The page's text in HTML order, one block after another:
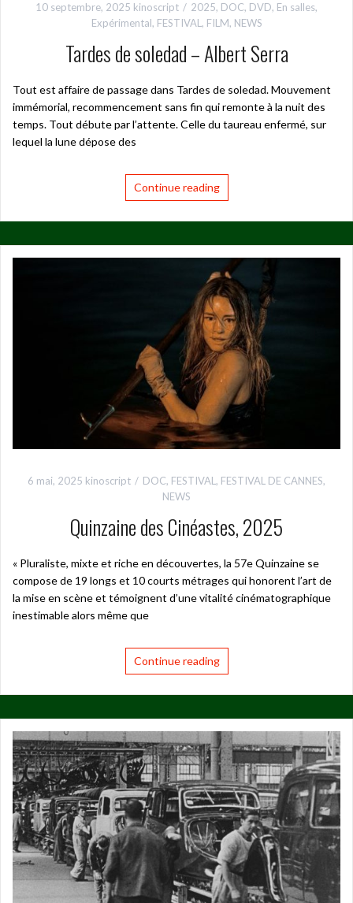
10 septembre, 2025 kinoscript 2025, DOC, DVD, En salles,
Expérimental, FESTIVAL , FILM, NEWS
Tardes de soledad – Albert Serra
Tout est affaire de passage dans Tardes de soledad. Mouvement
immémorial, recommencement sans fin qui remonte à la nuit des
temps. Tout débute par l’attente. Celle du taureau enfermé, sur
lequel la lune dépose des
Continue reading
6 mai, 2025 kinoscript DOC, FESTIVAL , FESTIVAL DE CANNES,
NEWS
Quinzaine des Cinéastes, 2025
« Pluraliste, mixte et riche en découvertes, la 57e Quinzaine se
compose de 19 longs et 10 courts métrages qui honorent l’art de
la mise en scène et témoignent d’une vitalité cinématographique
inestimable alors même que
Continue reading